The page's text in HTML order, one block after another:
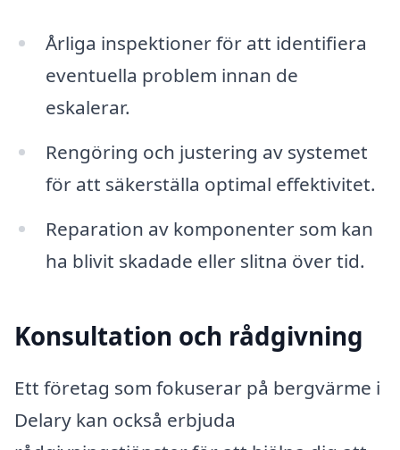
Årliga inspektioner för att identifiera
eventuella problem innan de
eskalerar.
Rengöring och justering av systemet
för att säkerställa optimal effektivitet.
Reparation av komponenter som kan
ha blivit skadade eller slitna över tid.
Konsultation och rådgivning
Ett företag som fokuserar på bergvärme i
Delary kan också erbjuda